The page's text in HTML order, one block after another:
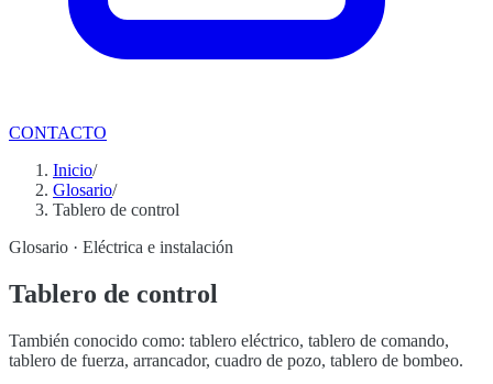
CONTACTO
Inicio/
Glosario/
Tablero de control
Glosario · Eléctrica e instalación
Tablero de control
También conocido como: tablero eléctrico, tablero de comando,
tablero de fuerza, arrancador, cuadro de pozo, tablero de bombeo.